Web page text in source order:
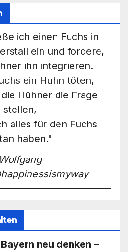
ich einen Fuchs in
ein und fordere,
ihn integrieren.
ein Huhn töten,
Hühner die Frage
stellen,
alles für den Fuchs
haben."
Wolfgang
neu denken –